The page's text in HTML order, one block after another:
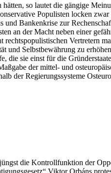
so lautet die gängige
Populisten locken
Bankenkrise zur
an der Macht neben einer
Vertretern
Selbstbewährung zu
sie einst für die
der mittel- und
der Regierungssysteme
die Kontrollfunktion der
Viktor Orbáns